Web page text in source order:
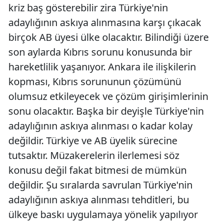
kriz baş gösterebilir zira Türkiye'nin
adaylığının askıya alınmasına karşı çıkacak
birçok AB üyesi ülke olacaktır. Bilindiği üzere
son aylarda Kıbrıs sorunu konusunda bir
hareketlilik yaşanıyor. Ankara ile ilişkilerin
kopması, Kıbrıs sorununun çözümünü
olumsuz etkileyecek ve çözüm girişimlerinin
sonu olacaktır. Başka bir deyişle Türkiye'nin
adaylığının askıya alınması o kadar kolay
değildir. Türkiye ve AB üyelik sürecine
tutsaktır. Müzakerelerin ilerlemesi söz
konusu değil fakat bitmesi de mümkün
değildir. Şu sıralarda savrulan Türkiye'nin
adaylığının askıya alınması tehditleri, bu
ülkeye baskı uygulamaya yönelik yapılıyor